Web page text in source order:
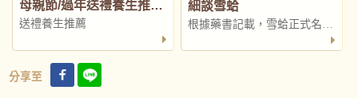
母親節/過年送禮養生推薦 - 極品燕窩+紅棗雪蛤禮盒
送禮養生推薦
細談雪蛤
根據藥書記載，雪蛤正式名稱
為蛤士蟆，是生長於東北高山
分享至